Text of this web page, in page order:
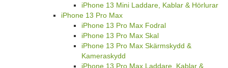
iPhone 13 Mini Laddare, Kablar & Hörlurar
iPhone 13 Pro Max
iPhone 13 Pro Max Fodral
iPhone 13 Pro Max Skal
iPhone 13 Pro Max Skärmskydd &
Kameraskydd
iPhone 13 Pro Max Laddare, Kablar &